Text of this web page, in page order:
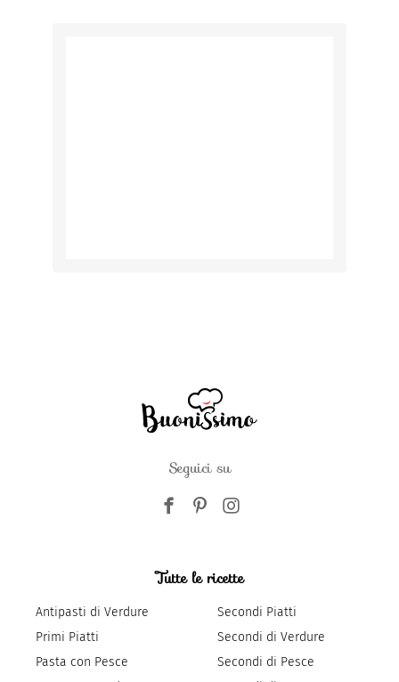
Seguici su
Tutte le ricette
Antipasti di Verdure
Primi Piatti
Pasta con Pesce
Secondi Piatti
Secondi di Verdure
Secondi di Pesce